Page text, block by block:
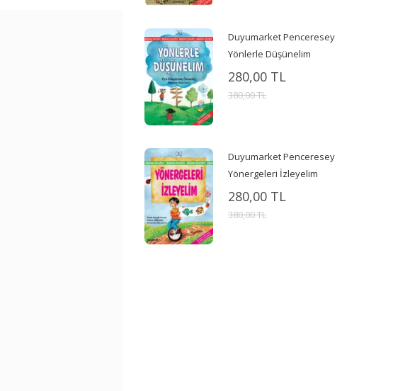
Duyumarket Penceresey
Yönlerle Düşünelim
280,00 TL
380,00 TL
Duyumarket Penceresey
Yönergeleri İzleyelim
280,00 TL
380,00 TL